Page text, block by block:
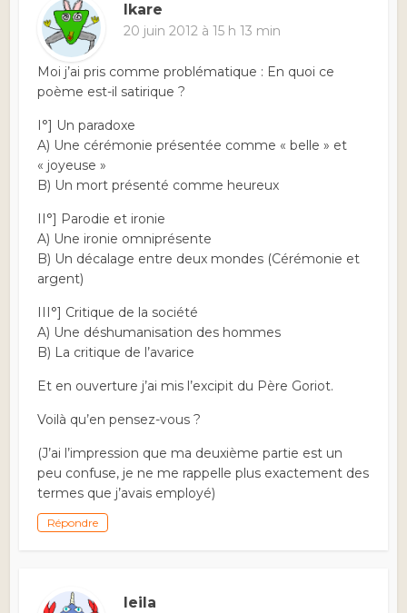
Ikare
20 juin 2012 à 15 h 13 min
Moi j’ai pris comme problématique : En quoi ce
poème est-il satirique ?
I°] Un paradoxe
A) Une cérémonie présentée comme « belle » et
« joyeuse »
B) Un mort présenté comme heureux
II°] Parodie et ironie
A) Une ironie omniprésente
B) Un décalage entre deux mondes (Cérémonie et
argent)
III°] Critique de la société
A) Une déshumanisation des hommes
B) La critique de l’avarice
Et en ouverture j’ai mis l’excipit du Père Goriot.
Voilà qu’en pensez-vous ?
(J’ai l’impression que ma deuxième partie est un
peu confuse, je ne me rappelle plus exactement des
termes que j’avais employé)
Répondre
leila